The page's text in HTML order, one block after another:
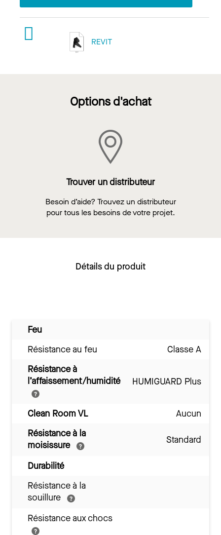
REVIT
Options d'achat
Trouver un distributeur
Besoin d’aide? Trouvez un distributeur
pour tous les besoins de votre projet.
Détails du produit
Feu
Résistance au feu
Classe A
Résistance à
l’affaissement/humidité
HUMIGUARD Plus
Clean Room VL
Aucun
Résistance à la
moisissure
Standard
Durabilité
Résistance à la
souillure
Résistance aux chocs